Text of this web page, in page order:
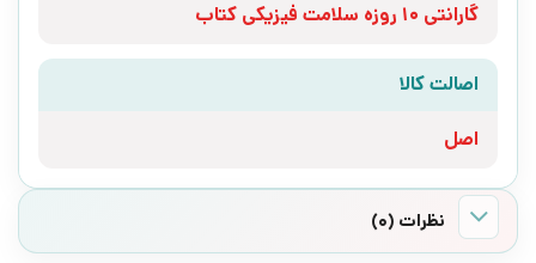
گارانتی 10 روزه سلامت فیزیکی کتاب
اصالت کالا
اصل
نظرات (0)